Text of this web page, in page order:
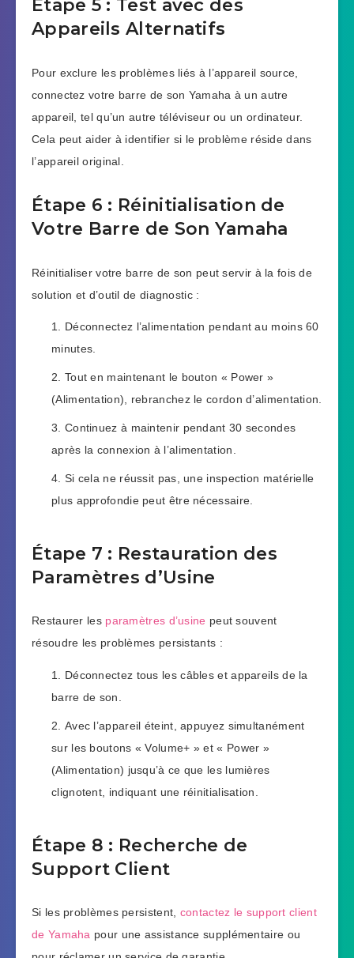
Étape 5 : Test avec des
Appareils Alternatifs
Pour exclure les problèmes liés à l’appareil source,
connectez votre barre de son Yamaha à un autre
appareil, tel qu’un autre téléviseur ou un ordinateur.
Cela peut aider à identifier si le problème réside dans
l’appareil original.
Étape 6 : Réinitialisation de
Votre Barre de Son Yamaha
Réinitialiser votre barre de son peut servir à la fois de
solution et d’outil de diagnostic :
Déconnectez l’alimentation pendant au moins 60
minutes.
Tout en maintenant le bouton « Power »
(Alimentation), rebranchez le cordon d’alimentation.
Continuez à maintenir pendant 30 secondes
après la connexion à l’alimentation.
Si cela ne réussit pas, une inspection matérielle
plus approfondie peut être nécessaire.
Étape 7 : Restauration des
Paramètres d’Usine
Restaurer les paramètres d’usine peut souvent
résoudre les problèmes persistants :
Déconnectez tous les câbles et appareils de la
barre de son.
Avec l’appareil éteint, appuyez simultanément
sur les boutons « Volume+ » et « Power »
(Alimentation) jusqu’à ce que les lumières
clignotent, indiquant une réinitialisation.
Étape 8 : Recherche de
Support Client
Si les problèmes persistent, contactez le support client
de Yamaha pour une assistance supplémentaire ou